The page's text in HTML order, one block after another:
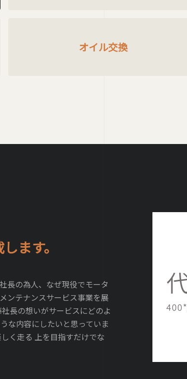
オイル交換
ます。
長の為人、なぜ現役でモータ
ンテナンスサービス事業を展
長の想いがサービスにどのよ
な内容にしたいと思っていま
く走る 上を目指すだけでな